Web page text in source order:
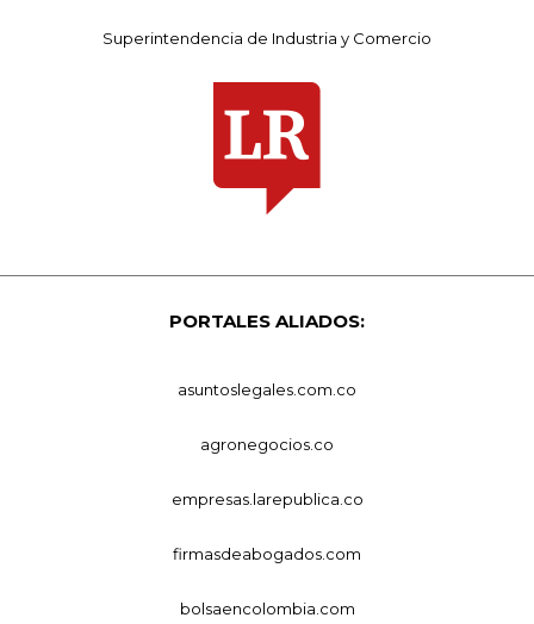
Superintendencia de Industria y Comercio
PORTALES ALIADOS:
asuntoslegales.com.co
agronegocios.co
empresas.larepublica.co
firmasdeabogados.com
bolsaencolombia.com